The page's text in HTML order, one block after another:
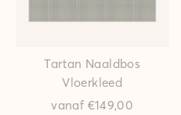
Tartan Naaldbos
Vloerkleed
vanaf €149,00